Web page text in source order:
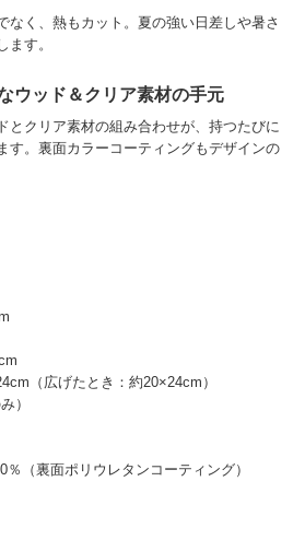
なく、熱もカット。夏の強い日差しや暑さ
ます。
ウッド＆クリア素材の手元
とクリア素材の組み合わせが、持つたびに
す。裏面カラーコーティングもデザインの
（広げたとき：約20×24cm）
）
（裏面ポリウレタンコーティング）